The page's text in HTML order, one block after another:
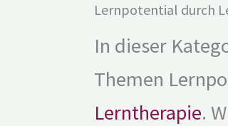
Lernpotential durch
In dieser
Themen
Lerntherapie.